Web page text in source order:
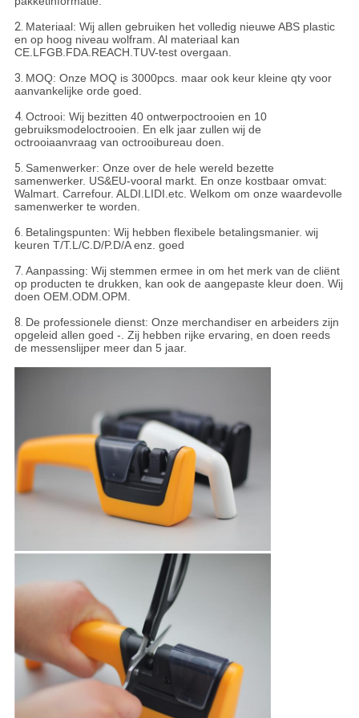
2. Materiaal: Wij allen gebruiken het volledig nieuwe ABS plastic
en op hoog niveau wolfram. Al materiaal kan
CE.LFGB.FDA.REACH.TUV-test overgaan.
3. MOQ: Onze MOQ is 3000pcs. maar ook keur kleine qty voor
aanvankelijke orde goed.
4. Octrooi: Wij bezitten 40 ontwerpoctrooien en 10
gebruiksmodeloctrooien. En elk jaar zullen wij de
octrooiaanvraag van octrooibureau doen.
5. Samenwerker: Onze over de hele wereld bezette
samenwerker. US&EU-vooral markt. En onze kostbaar omvat:
Walmart. Carrefour. ALDI.LIDI.etc. Welkom om onze waardevolle
samenwerker te worden.
6. Betalingspunten: Wij hebben flexibele betalingsmanier. wij
keuren T/T.L/C.D/P.D/A enz. goed
7. Aanpassing: Wij stemmen ermee in om het merk van de cliënt
op producten te drukken, kan ook de aangepaste kleur doen. Wij
doen OEM.ODM.OPM.
8. De professionele dienst: Onze merchandiser en arbeiders zijn
opgeleid allen goed -. Zij hebben rijke ervaring, en doen reeds
de messenslijper meer dan 5 jaar.